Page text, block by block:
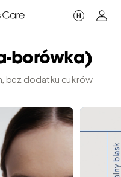
bez dodatku cukrów
borówka)